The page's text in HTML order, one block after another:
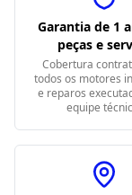
Garantia de 1
peças e
Cobertura
todos os motores
e reparos
equipe